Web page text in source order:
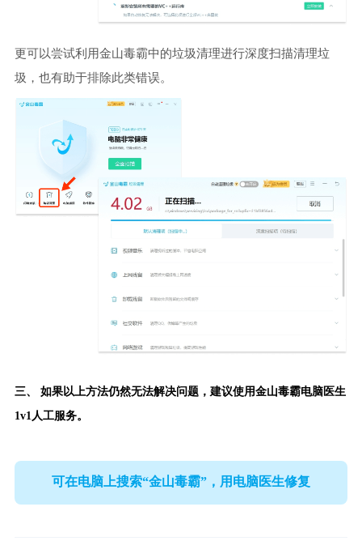
更可以尝试利用金山毒霸中的垃圾清理进行深度扫描清理垃
圾，也有助于排除此类错误。
三、 如果以上方法仍然无法解决问题，建议使用金山毒霸电脑医生
1v1人工服务。
可在电脑上搜索“金山毒霸”，用电脑医生修复